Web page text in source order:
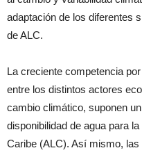
adaptación de los diferentes
de ALC.
La creciente competencia
entre los distintos actores
cambio climático, suponen
disponibilidad de agua para
Caribe (ALC). Así mismo,